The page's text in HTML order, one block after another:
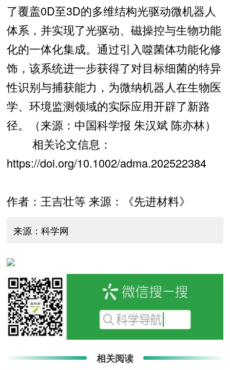
了覆盖0D至3D的多维结构光驱动微机器人
体系，并实现了光驱动、磁操控与生物功能
化的一体化集成。通过引入噬菌体功能化修
饰，该系统进一步获得了对目标细菌的特异
性识别与捕获能力，为微纳机器人在生物医
学、环境监测领域的实际应用开辟了新路
径。（来源：中国科学报 朱汉斌 陈亦林）
相关论文信息：
https://doi.org/10.1002/adma.202522384
作者：王吉壮等 来源：《先进材料》
来源：科学网
相关阅读